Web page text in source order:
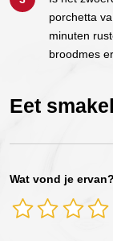
porchetta
minuten
broodmes
Eet
Wat vond je ervan?